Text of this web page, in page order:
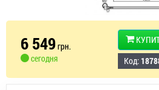
6 549грн.
сегодня
Код: